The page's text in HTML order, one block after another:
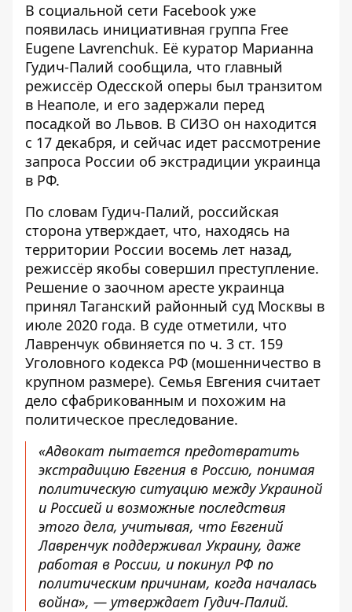
В социальной сети Facebook уже
появилась инициативная группа Free
Eugene Lavrenchuk. Её куратор Марианна
Гудич-Палий сообщила, что главный
режиссёр Одесской оперы был транзитом
в Неаполе, и его задержали перед
посадкой во Львов. В СИЗО он находится
с 17 декабря, и сейчас идет рассмотрение
запроса России об экстрадиции украинца
в РФ.
По словам Гудич-Палий, российская
сторона утверждает, что, находясь на
территории России восемь лет назад,
режиссёр якобы совершил преступление.
Решение о заочном аресте украинца
принял Таганский районный суд Москвы в
июле 2020 года. В суде отметили, что
Лавренчук обвиняется по ч. 3 ст. 159
Уголовного кодекса РФ (мошенничество в
крупном размере). Семья Евгения считает
дело сфабрикованным и похожим на
политическое преследование.
«Адвокат пытается предотвратить
экстрадицию Евгения в Россию, понимая
политическую ситуацию между Украиной
и Россией и возможные последствия
этого дела, учитывая, что Евгений
Лавренчук поддерживал Украину, даже
работая в России, и покинул РФ по
политическим причинам, когда началась
война», — утверждает Гудич-Палий.